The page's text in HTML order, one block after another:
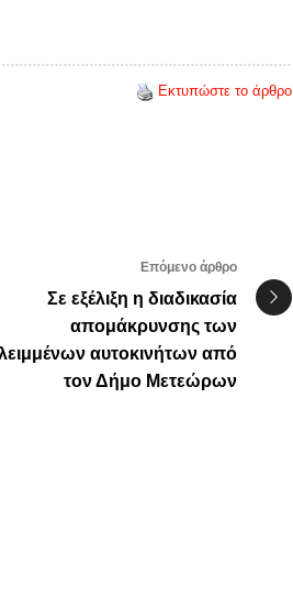
Εκτυπώστε το άρθρο
Επόμενο άρθρο
Σε εξέλιξη η διαδικασία
απομάκρυνσης των
αυτοκινήτων από
τον Δήμο Μετεώρων